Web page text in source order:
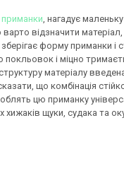
приманки, нагадує маленьку
відзначити матеріал,
форму приманки і
покльовок і міцно
матеріалу
що комбінація
цю приманку
щуки, судака та